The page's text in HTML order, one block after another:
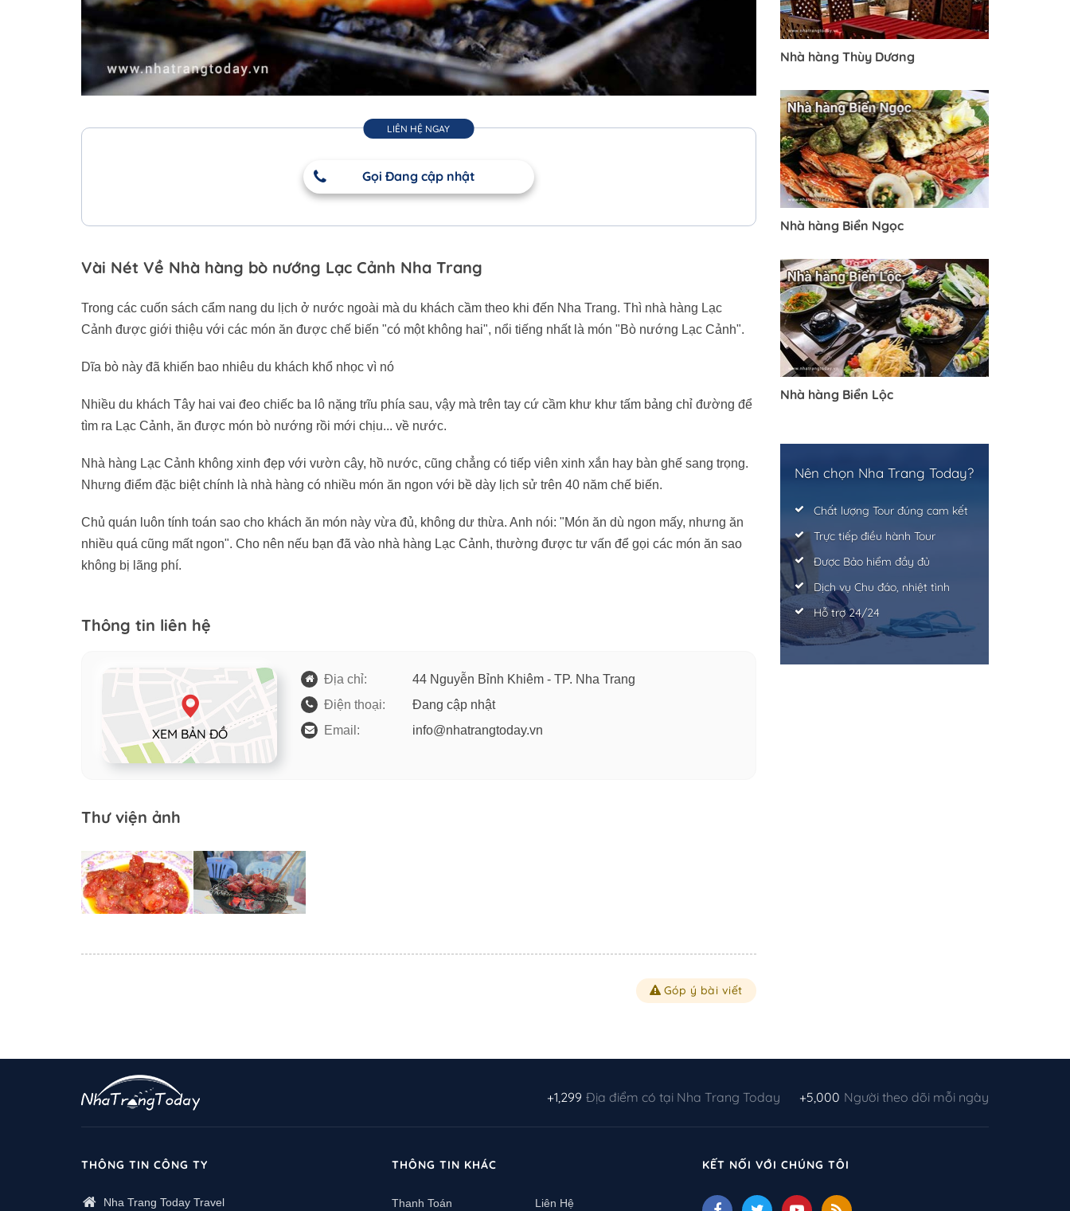
LIÊN HỆ NGAY
Gọi Đang cập nhật
Vài Nét Về Nhà hàng bò nướng Lạc Cảnh Nha Trang
Trong các cuốn sách cẩm nang du lịch ở nước ngoài mà du khách cầm theo khi đến Nha Trang. Thì nhà hàng Lạc
Cảnh được giới thiệu với các món ăn được chế biến "có một không hai", nổi tiếng nhất là món "Bò nướng Lạc Cảnh".
Dĩa bò này đã khiến bao nhiêu du khách khổ nhọc vì nó
Nhiều du khách Tây hai vai đeo chiếc ba lô nặng trĩu phía sau, vậy mà trên tay cứ cầm khư khư tấm bảng chỉ đường để
tìm ra Lạc Cảnh, ăn được món bò nướng rồi mới chịu... về nước.
Nhà hàng Lạc Cảnh không xinh đẹp với vườn cây, hồ nước, cũng chẳng có tiếp viên xinh xắn hay bàn ghế sang trọng.
Nhưng điểm đặc biệt chính là nhà hàng có nhiều món ăn ngon với bề dày lịch sử trên 40 năm chế biến.
Chủ quán luôn tính toán sao cho khách ăn món này vừa đủ, không dư thừa. Anh nói: "Món ăn dù ngon mấy, nhưng ăn
nhiều quá cũng mất ngon". Cho nên nếu bạn đã vào nhà hàng Lạc Cảnh, thường được tư vấn để gọi các món ăn sao
không bị lãng phí.
Thông tin liên hệ
XEM BẢN ĐỒ
Địa chỉ:
44 Nguyễn Bỉnh Khiêm - TP. Nha Trang
Điện thoại:
Đang cập nhật
Email:
info@nhatrangtoday.vn
Thư viện ảnh
Góp ý bài viết
Nhà hàng Thùy Dương
Nhà hàng Biển Ngọc
Nhà hàng Biển Lộc
Nên chọn Nha Trang Today?
Chất lượng Tour đúng cam kết
Trực tiếp điều hành Tour
Được Bảo hiểm đầy đủ
Dịch vụ Chu đáo, nhiệt tình
Hỗ trợ 24/24
+1,299 Địa điểm có tại Nha Trang Today +5,000 Người theo dõi mỗi ngày
THÔNG TIN CÔNG TY
Nha Trang Today Travel
THÔNG TIN KHÁC
Thanh Toán Liên Hệ
KẾT NỐI VỚI CHÚNG TÔI